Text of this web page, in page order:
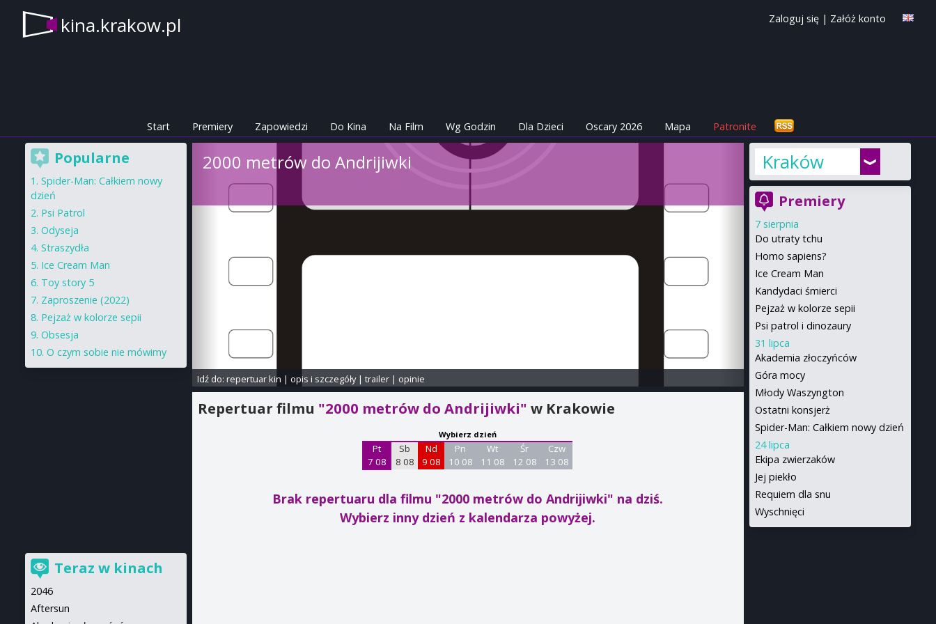
kina.krakow.pl Zaloguj się | Załóż konto
Start Premiery Zapowiedzi Do Kina Na Film Wg Godzin Dla Dzieci Oscary 2026 Mapa Patronite
2000 metrów do Andrijiwki
Idź do: repertuar kin | opis i szczegóły| trailer| opinie
Repertuar filmu "2000 metrów do Andrijiwki"w Krakowie
Wybierz dzień
Pt
7 08
Sb
8 08
Nd
9 08
Pn
10 08
Wt
11 08
Śr
12 08
Czw
13 08
Brak repertuaru dla filmu "2000 metrów do Andrijiwki" na dziś.
Wybierz inny dzień z kalendarza powyżej.
Kraków
Premiery
7 sierpnia
Do utraty tchu
Homo sapiens?
Ice Cream Man
Kandydaci śmierci
Pejzaż w kolorze sepii
Psi patrol i dinozaury
31 lipca
Akademia złoczyńców
Góra mocy
Młody Waszyngton
Ostatni konsjerż
Spider-Man: Całkiem nowy dzień
24 lipca
Ekipa zwierzaków
Jej piekło
Requiem dla snu
Wyschnięci
Popularne
Spider-Man: Całkiem nowy
dzień
Psi Patrol
Odyseja
Straszydła
Ice Cream Man
Toy story 5
Zaproszenie (2022)
Pejzaż w kolorze sepii
Obsesja
O czym sobie nie mówimy
Teraz w kinach
2046
Aftersun